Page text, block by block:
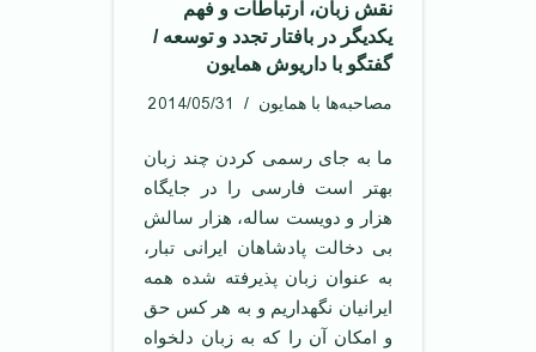
نقش زبان، ارتباطات و فهم
یکدیگر در بافتار تجدد و توسعه /
گفتگو با داریوش همايون
مصاحبه‌ها با همایون 2014/05/31
‌ما به جای رسمی کردن چند زبان
بهتر است فارسی را در جایگاه
هزار و دویست ساله، هزار سالش
بی دخالت پادشاهان ایرانی تبار،
به عنوان زبان پذیرفته شده همه
ایرانیان نگهداریم و به هر کس حق
و امکان آن را که به زبان دلخواه